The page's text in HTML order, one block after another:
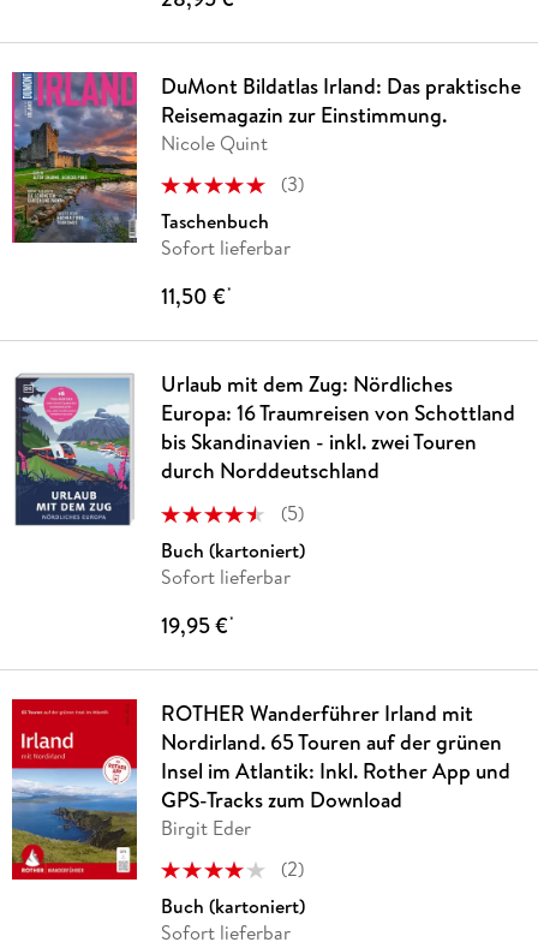
DuMont Bildatlas Irland: Das praktische
Reisemagazin zur Einstimmung.
Nicole Quint
(3)
Taschenbuch
Sofort lieferbar
11,50 €*
Urlaub mit dem Zug: Nördliches
Europa: 16 Traumreisen von Schottland
bis Skandinavien - inkl. zwei Touren
durch Norddeutschland
(5)
Buch (kartoniert)
Sofort lieferbar
19,95 €*
ROTHER Wanderführer Irland mit
Nordirland. 65 Touren auf der grünen
Insel im Atlantik: Inkl. Rother App und
GPS-Tracks zum Download
Birgit Eder
(2)
Buch (kartoniert)
Sofort lieferbar